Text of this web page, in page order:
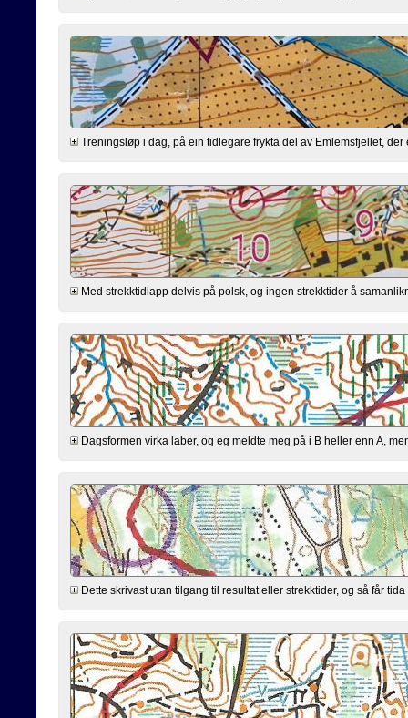
Treningsløp i dag, på ein tidlegare frykta del av Emlemsfjellet,
Med strekktidlapp delvis på polsk, og ingen strekktider å
Dagsformen virka laber, og eg meldte meg på i B heller enn A,
Dette skrivast utan tilgang til resultat eller strekktider, og så får